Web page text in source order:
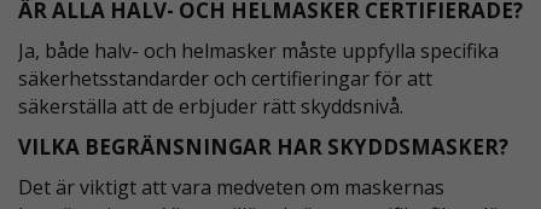
ÄR ALLA HALV- OCH HELMASKER CERTIFIERADE?
Ja, både halv- och helmasker måste uppfylla specifika
säkerhetsstandarder och certifieringar för att
säkerställa att de erbjuder rätt skyddsnivå.
VILKA BEGRÄNSNINGAR HAR SKYDDSMASKER?
Det är viktigt att vara medveten om maskernas